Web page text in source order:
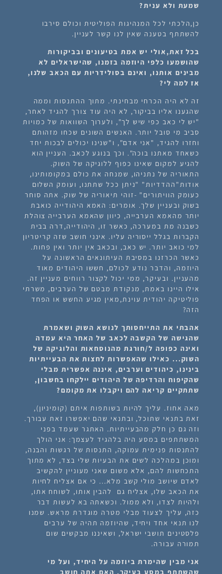
שמעת ולא ענית?
כן,הלכתי לכל המנהיגות הפוליטית וכולם סירבו
להשתתף בטענה שאין לנו קשר לעניין.
בכל זאת,אולי יש אמת בטיעונים ובביקורות
שהושמעו כלפי היוזמה בזמנו, שהישראלים לא
מבינים אותנו, ואינם בסולידריות עם הכאב שלנו,
אז למה לי?
זה לא היה הכרחי מבחינתי. מתוך ההתנסות וממה
שהגענו אליו בביקור, לא היה עוד צורך להגיד לאחר,
"יש לי כאב כפי שיש לך", ולערוך השוואות של כמויות
סביב מי סובל יותר. האנשים השונים שכחו מזהותם
וחזרו להגיד, "אני אדם", ו"שנינו יכולים לבכות יחד
כשאחד מאתנו בוכה". וכך בנוגע לכאב. העניין הוא
להגיע למקום שאינו כפוף ללוגיקה של השוק.
התאוריה של נתניהו, שמנחה את כולם במקומותינו,
אודות"ההדדיות" "ניתן ככל שתתנו, ועומק השלום
כעומק הוויתורים" -זוהי תיאוריה של שוק. אתה סוחר
בשוק ובעניין שלך. אומרים: האמא היהודייה כואבת
יותר מהאמא הערבייה, כיוון שהאמא הערבייה צוהלת
כשבנה מת במערכה, כאשר זו, היהודייה,דרה בבית
הקברות בגלל ייסוריה עליו. אינני חושב שזה קריטריון
למי כואב יותר. יש כאב, ובכאב אין יותר ואין פחות.
כאשר הכרזנו במסיבת העיתונאים הראשונה על
היוזמה, והדבר נודע לכולם, חששו היהודים מאוד
מהעניין. ובעיקר, ממי יכול לקצור רווחים מעניין זה.
אילו היינו באמת, מנקודת מבטם של הערבים, משרתי
פוליטיקה יהודית עוינת,מאין מגיע החשש או הפחד
הזה?
אהבתי את התייחסותך לנושא השוק ושאמרת
שהגישה של הקשבה לכאב של האחר היא עמדה
ואינה כפופה ל/חורגת מהנוסחאות והלוגיקה של
השוק... כאילו שהאפשרות לחצות את הבעייתיות
בינינו, כיהודים וערבים, איננה אפשרית מבלי
שהקיפוח והרדיפה של היהודים יילקחו בחשבון,
שתתקיים קריאה להם ויקבלו את מקומם?
מאה אחוז. עליך להיות בשותפות איתם (קומיניון),
זאת בתנאי שתוכל, ובתנאי שהם יאפשרו זאת עבורך.
וזה גם כן חלק מהבעייתיות. האתגר שעמד בפני
המשתתפים במסע היה בלהגיד לעצמך: אני הולך
להתנסות פנימית עמוקה, התנסות של רגשות והבנה,
ומוכן במהלכה לשים את הבעיות שלי בצד, לא מתוך
התכחשות להם, אלא משום שאני מעוניין להקשיב
לאדם שיושב מולי קשב מלא... כי אם אצליח לחיות
את הכאב שלו, אצליח גם להבין אותו, לשוחח אתו,
ולהיות לצדו, ולא ממול. וכשאתה בא לעשות דבר
כזה, עליך לצעוד מבלי מטרה מוגדרת מראש. שמנו
לנו תנאי אחד ויחיד, שהיוזמה תהיה של ערבים
פלסטינים תושבי ישראל, ושאיננו מבקשים שום
תמורה עבורה.
אני מבין שהימרת ביוזמה על היחיד, ועל מי
שהשתתף במסע בעיקר. האם אתה חושב